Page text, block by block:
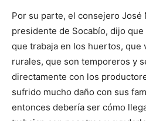
Por su parte, el consejero José
presidente de Socabío, dijo
que trabaja en los huertos, que
rurales, que son temporeros y
directamente con los
sufrido mucho daño con sus
entonces debería ser cómo